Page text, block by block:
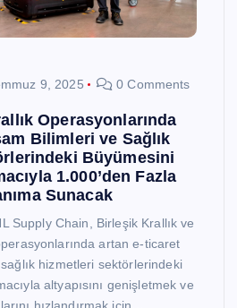
9, 2025 0 Comments
Operasyonlarında
Bilimleri ve Sağlık
Büyümesini
1.000’den Fazla
Sunacak
Supply Chain, Birleşik Krallık ve
artan e-ticaret
hizmetleri sektörlerindeki
altyapısını genişletmek ve
hızlandırmak için…